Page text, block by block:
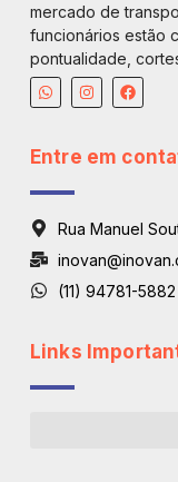
mercado de
funcionários estão
pontualidade,
Entre em
Rua Manuel
(11) 94781-5882
Links